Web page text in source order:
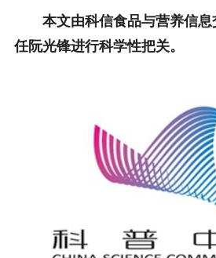
本文由科信食品与营养信
任阮光锋进行科学性把关。